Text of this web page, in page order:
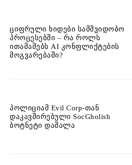
ციფრული ხიდები სამშვიდობო
პროცესებში – რა როლს
ითამაშებს AI კონფლიქტების
მოგვარებაში?
პოლიციამ Evil Corp-თან
დაკავშირებული SocGholish
ბოტნეტი დაშალა